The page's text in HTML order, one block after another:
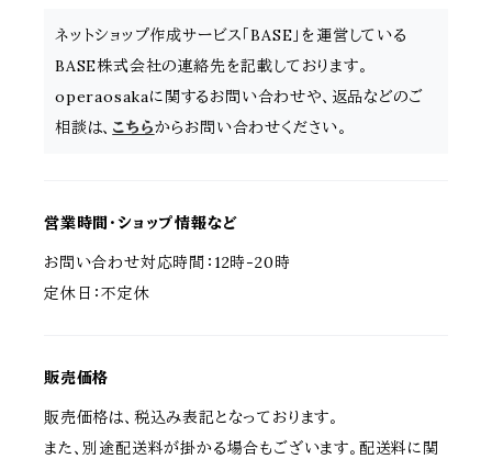
ネットショップ作成サービス「BASE」を運営している
BASE株式会社の連絡先を記載しております。
operaosakaに関するお問い合わせや、返品などのご
相談は、 こちらからお問い合わせください。
営業時間・ショップ情報など
お問い合わせ対応時間：12時-20時
定休日：不定休
販売価格
販売価格は、税込み表記となっております。
また、別途配送料が掛かる場合もございます。配送料に関